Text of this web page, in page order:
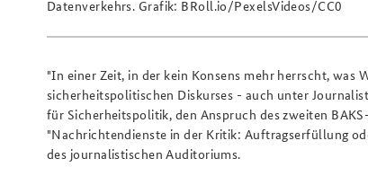
Datenverkehrs. Grafik: BRoll.io/PexelsVideos/CC0
"In einer Zeit, in der kein Konsens mehr herrscht, was
sicherheitspolitischen Diskurses - auch unter
für Sicherheitspolitik, den Anspruch des zweiten
"Nachrichtendienste in der Kritik: Auftragserfüllung
des journalistischen Auditoriums.